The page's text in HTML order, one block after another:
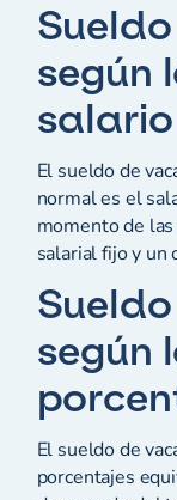
según
El sueldo de
normal es el
momento de
salarial fijo y un
según
El sueldo de
porcentajes